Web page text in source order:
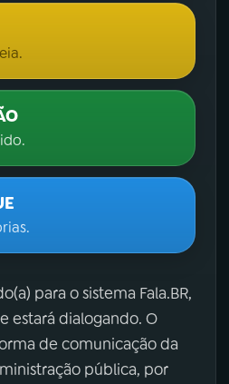
para o sistema Fala.BR,
estará dialogando. O
de comunicação da
pública, por